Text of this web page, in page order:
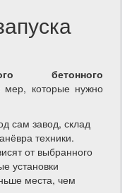
бетонного
которые нужно
сам завод, склад
техники.
от выбранного
установки
места, чем